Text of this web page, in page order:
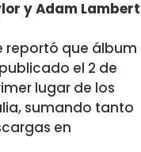
y Adam Lambert
reportó que álbum
el 2 de
lugar de los
sumando tanto
en